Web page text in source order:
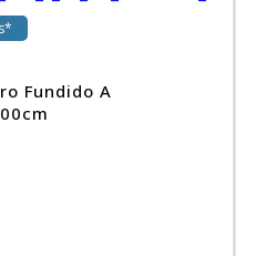
Fundido A